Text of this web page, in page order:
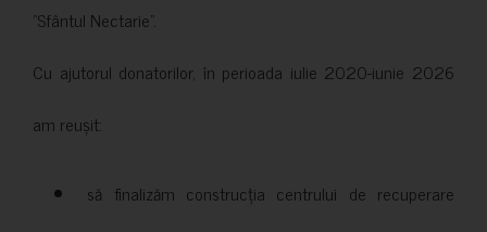
”Sfântul Nectarie”.
Cu ajutorul donatorilor, în perioada iulie 2020-iunie 2026
am reușit:
să finalizăm construcția centrului de recuperare